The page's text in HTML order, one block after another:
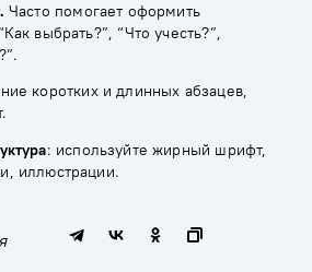
Часто помогает оформить
выбрать?”, “Что учесть?”,
коротких и длинных абзацев,
: используйте жирный шрифт,
иллюстрации.